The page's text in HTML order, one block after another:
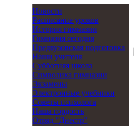
Новости
Расписание уроков
История гимназии
Гимназия сегодня
Предвузовская подготовка
Наши учителя
Субботняя школа
Символика гимназии
Экзамены
Электронные учебники
Советы психолога
Наша гордость
Отряд "Днестр"